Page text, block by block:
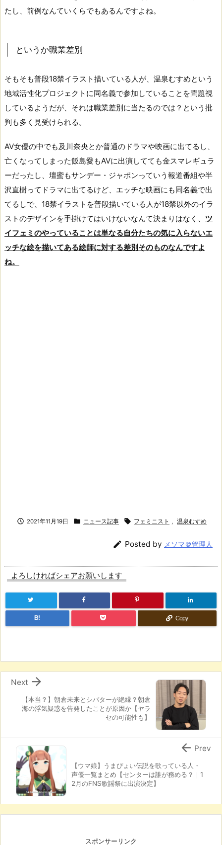
たし、前例なんていくらでもあるんですよね。
というか職業差別
そもそも普段18禁イラスト描いている人が、温泉むすめという
地域活性化プロジェクトに同名義で参加していることを問題視
しているようだが、それは職業差別に当たるのでは？という批
判も多く見受けられる。
AV女優の中でも及川奈央とか普通のドラマや映画に出てるし、
亡くなってしまった飯島愛もAVに出演してても金スマレギュラ
ーだったし、壇蜜もサンデー・ジャポンっていう報道番組や半
沢直樹ってドラマに出てるけど、エッチな映画にも同名義で出
てるしで、18禁イラストを普段描いている人が18禁以外のイラ
ストのデザインを手掛けてはいけないなんて決まりはなく、 ツ
イフェミのやっていることは単なる自分たちの気に入らないエ
ッチな絵を描いてある絵師に対する差別そのものなんですよ
ね。
 2021年11月19日  ニュース記事  フェミニスト , 温泉むすめ
 Posted by メソマ＠管理人
よろしければシェアお願いします
B! Copy
【本当？】朝倉未来とシバターが絶縁？朝倉
海の浮気疑惑を告発したことが原因か【ヤラ
セの可能性も】

Next
【ウマ娘】うまぴょい伝説を歌っている人・
声優一覧まとめ【センターは誰が務める？｜1
2月のFNS歌謡祭に出演決定】
 Prev
スポンサーリンク